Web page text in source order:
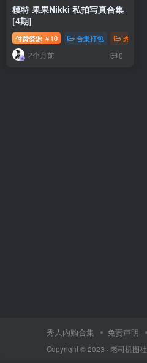
模特 果果Nikki 私拍写真合集
[4期]
付费资源 ￥ 10 合集打包 秀人写真
2个月前 0
秀人内购合集 免责声明
Copyright © 2023 · 老司机图社